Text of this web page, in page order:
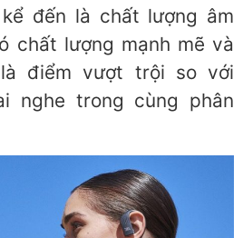
đến là chất lượng âm
chất lượng mạnh mẽ và
điểm vượt trội so với
nghe trong cùng phân